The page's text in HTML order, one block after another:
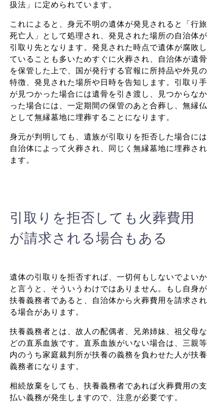
扱法」に定められています。
これによると、身元不明の遺体が発見されると「行旅
死亡人」として処理され、発見された場所の自治体が
引取り先となります。発見された時点で遺体が腐敗し
ていることも多いためすぐに火葬され、自治体が遺骨
を保管した上で、国が発行する官報に所持品や外見の
特徴、発見された場所や日時を告知します。引取り手
が見つかった場合には遺骨を引き渡し、見つからなか
った場合には、一定期間の保管のあと合葬し、無縁仏
として無縁墓地に埋葬することになります。
身元が判明しても、遺族が引取りを拒否した場合には
自治体によって火葬され、同じく無縁墓地に埋葬され
ます。
引取りを拒否しても火葬費用
が請求される場合もある
遺体の引取りを拒否すれば、一切何もしないでよいか
と言うと、そういうわけではありません。もし自身が
扶養義務者であると、自治体から火葬費用を請求され
る場合があります。
扶養義務者とは、故人の配偶者、兄弟姉妹、祖父母な
どの直系血族です。直系血族がいない場合は、三親等
内のうち家庭裁判所が扶養の義務を負わせた人が扶養
義務者になります。
相続放棄をしても、扶養義務者であれば火葬費用の支
払い義務が発生しますので、注意が必要です。